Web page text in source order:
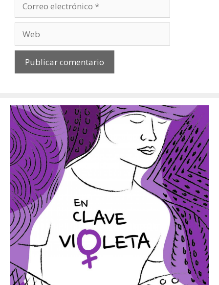
electrónico